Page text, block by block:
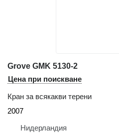
Grove GMK 5130-2
Цена при поискване
Кран за всякакви терени
2007
Нидерландия